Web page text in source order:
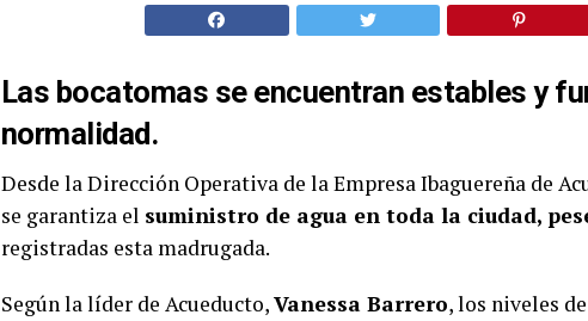
Las bocatomas se encuentran estables y
normalidad.
Desde la Dirección Operativa de la Empresa Ibaguereña de
se garantiza el suministro de agua en toda la ciudad,
registradas esta madrugada.
Según la líder de Acueducto,Vanessa Barrero, los niveles